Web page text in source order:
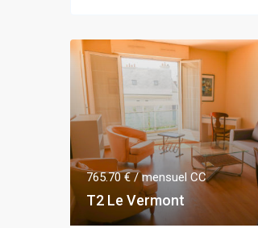
765.70 €/ mensuel CC
T2 Le Vermont